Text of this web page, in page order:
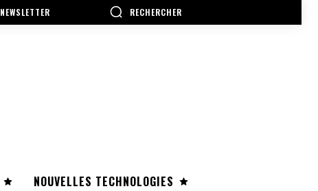
NEWSLETTER RECHERCHER
NOUVELLES TECHNOLOGIES